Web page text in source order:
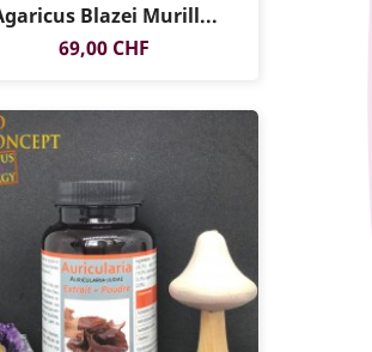
Blazei Murill...
Prezzo
69,00 CHF